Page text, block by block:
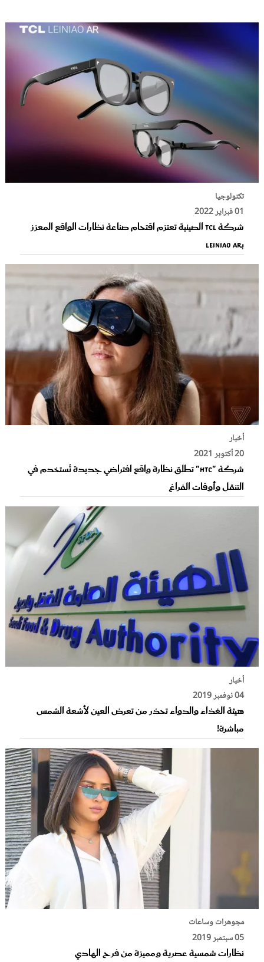
تكنولوجيا
01 فبراير 2022
شركة TCL الصينية تعتزم اقتحام صناعة نظارات الواقع المعزز
بـLeiniao AR
أخبار
20 أكتوبر 2021
شركة "HTC" تطلق نظارة واقع افتراضي جديدة تُستخدم في
التنقل وأوقات الفراغ
أخبار
04 نوفمبر 2019
هيئة الغذاء والدواء تحذر من تعرض العين لأشعة الشمس
مباشرة!
مجوهرات وساعات
05 سبتمبر 2019
نظارات شمسية عصرية ومميزة من فرح الهادي